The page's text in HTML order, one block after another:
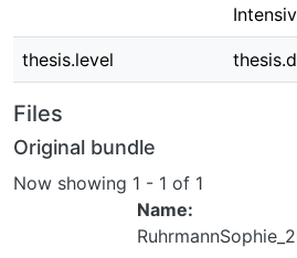
thesis.level
Files
Original bundle
Now showing 1 - 1 of 1
Name: